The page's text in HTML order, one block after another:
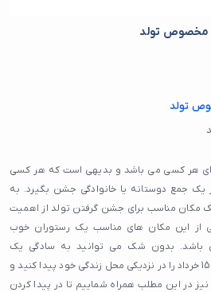
مخصوص تولد
تولد
هر کسی می باشد و بدیهی است که هر کسی
یک جمع دوستانه یا خانوادگی جشن بگیرد. به
مکان مناسب برای جشن گرفتن تولد از اهمیت
از این مکان های مناسب یک رستوران خوب
در 15 خرداد می باشد. بدون شک می توانید به سادگی یک
رستوران خوب مخصوص تولد در 15 خرداد را در نزدیکی محل زندگی خود پیدا کنید و
در این مطلب همراه شماییم تا در پیدا کردن